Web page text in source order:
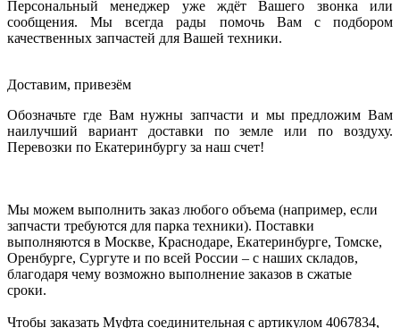
Персональный менеджер уже ждёт Вашего звонка или
сообщения. Мы всегда рады помочь Вам с подбором
качественных запчастей для Вашей техники.
Доставим, привезём
Обозначьте где Вам нужны запчасти и мы предложим Вам
наилучший вариант доставки по земле или по воздуху.
Перевозки по Екатеринбургу за наш счет!
Мы можем выполнить заказ любого объема (например, если
запчасти требуются для парка техники). Поставки
выполняются в Москве, Краснодаре, Екатеринбурге, Томске,
Оренбурге, Сургуте и по всей России – с наших складов,
благодаря чему возможно выполнение заказов в сжатые
сроки.
Чтобы заказать Муфта соединительная с артикулом 4067834,